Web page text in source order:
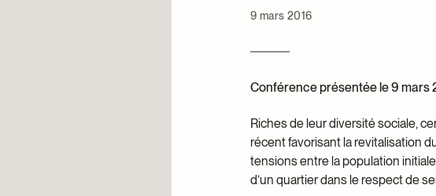
9 mars 2016
Conférence présentée le 9 mars
Riches de leur diversité sociale,
récent favorisant la revitalisation
tensions entre la population
d’un quartier dans le respect de